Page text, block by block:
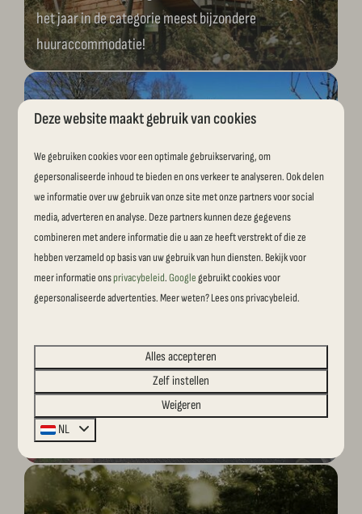
het jaar in de categorie meest bijzondere
huuraccommodatie!
Vernieuwing speeltuin
Si-Es-An gaat de speeltuin vernieuwen. In 3 fases
zullen wij onze complete speeltuin op de schop
nemen. Lees gauw wat er gaat gebeuren!
Een nieuwe weg aangelegd met eco rast op Camping
Si-Es-An. Wij zijn druk bezig om onze camping zo
goed mogelijk te verduurzamen en groen aan te
leggen.
Deze website maakt gebruik van cookies
We gebruiken cookies voor een optimale gebruikservaring, om
gepersonaliseerde inhoud te bieden en ons verkeer te analyseren. Ook delen
we informatie over uw gebruik van onze site met onze partners voor social
media, adverteren en analyse. Deze partners kunnen deze gegevens
combineren met andere informatie die u aan ze heeft verstrekt of die ze
hebben verzameld op basis van uw gebruik van hun diensten. Bekijk voor
meer informatie onsprivacybeleid.Googlegebruikt cookies voor
gepersonaliseerde advertenties. Meer weten? Lees ons privacybeleid.
Alles accepteren
Zelf instellen
Weigeren
NL